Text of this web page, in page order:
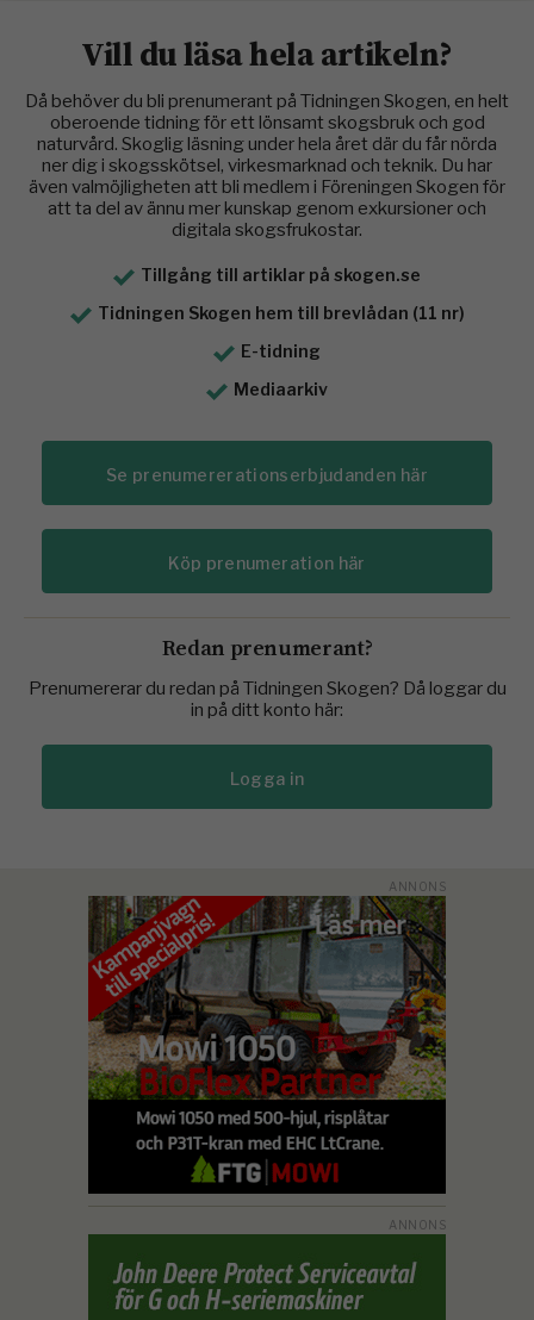
Vill du läsa hela artikeln?
Då behöver du bli prenumerant på Tidningen Skogen, en helt
oberoende tidning för ett lönsamt skogsbruk och god
naturvård. Skoglig läsning under hela året där du får nörda
ner dig i skogsskötsel, virkesmarknad och teknik. Du har
även valmöjligheten att bli medlem i Föreningen Skogen för
att ta del av ännu mer kunskap genom exkursioner och
digitala skogsfrukostar.
Tillgång till artiklar på skogen.se
Tidningen Skogen hem till brevlådan (11 nr)
E-tidning
Mediaarkiv
Se prenumererationserbjudanden här
Köp prenumeration här
Redan prenumerant?
Prenumererar du redan på Tidningen Skogen? Då loggar du
in på ditt konto här:
Logga in